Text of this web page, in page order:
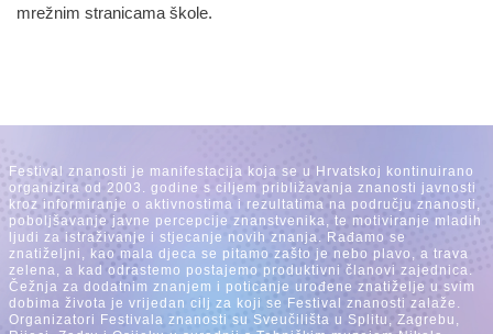
mrežnim stranicama škole.
Festival znanosti je manifestacija koja se u Hrvatskoj kontinuirano
organizira od 2003. godine s ciljem približavanja znanosti javnosti
kroz informiranje o aktivnostima i rezultatima na području znanosti,
poboljšavanje javne percepcije znanstvenika, te motiviranje mladih
ljudi za istraživanje i stjecanje novih znanja. Rađamo se
znatiželjni, kao mala djeca se pitamo zašto je nebo plavo, a trava
zelena, a kad odrastemo postajemo produktivni članovi zajednica.
Čežnja za dodatnim znanjem i poticanje urođene znatiželje u svim
dobima života je vrijedan cilj za koji se Festival znanosti zalaže.
Organizatori Festivala znanosti su Sveučilišta u Splitu, Zagrebu,